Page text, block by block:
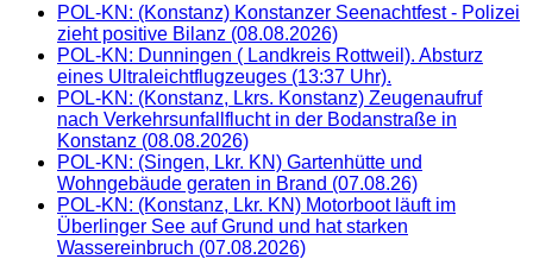
POL-KN: (Konstanz) Konstanzer Seenachtfest - Polizei
zieht positive Bilanz (08.08.2026)
POL-KN: Dunningen ( Landkreis Rottweil). Absturz
eines Ultraleichtflugzeuges (13:37 Uhr).
POL-KN: (Konstanz, Lkrs. Konstanz) Zeugenaufruf
nach Verkehrsunfallflucht in der Bodanstraße in
Konstanz (08.08.2026)
POL-KN: (Singen, Lkr. KN) Gartenhütte und
Wohngebäude geraten in Brand (07.08.26)
POL-KN: (Konstanz, Lkr. KN) Motorboot läuft im
Überlinger See auf Grund und hat starken
Wassereinbruch (07.08.2026)